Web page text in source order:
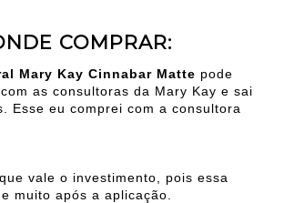
COMPRAR:
Mary Kay Cinnabar Matte pode
as consultoras da Mary Kay e sai
Esse eu comprei com a consultora
vale o investimento, pois essa
muito após a aplicação.